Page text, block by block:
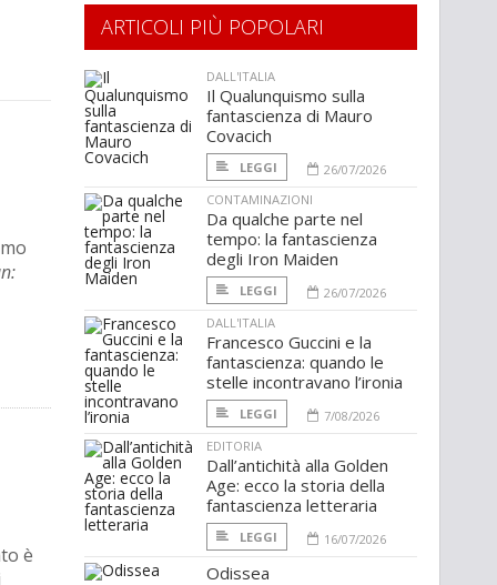
è
ARTICOLI PIÙ POPOLARI
DALL'ITALIA
Il Qualunquismo sulla
fantascienza di Mauro
Covacich
LEGGI
26/07/2026
CONTAMINAZIONI
Da qualche parte nel
tempo: la fantascienza
degli Iron Maiden
LEGGI
26/07/2026
DALL'ITALIA
Francesco Guccini e la
fantascienza: quando le
stelle incontravano l’ironia
LEGGI
7/08/2026
EDITORIA
Dall’antichità alla Golden
Age: ecco la storia della
fantascienza letteraria
LEGGI 16/07/2026
Odissea